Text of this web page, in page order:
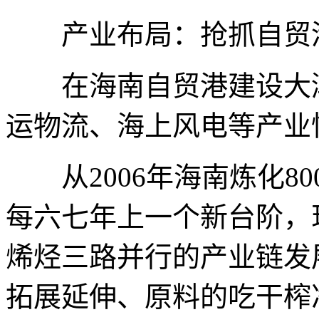
产业布局：抢抓自贸
在海南自贸港建设大
运物流、海上风电等产
从2006年海南炼化
每六七年上一个新台阶
烯烃三路并行的产业链
拓展延伸、原料的吃干